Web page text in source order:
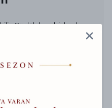
Günlük kombinlerde